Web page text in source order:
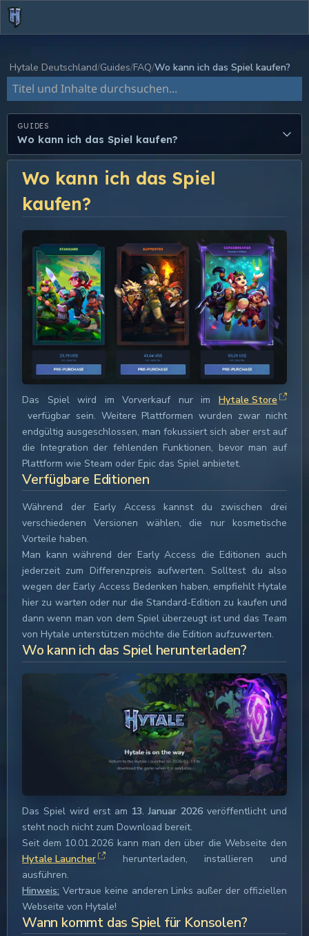
Hytale Deutschland Guides FAQ Wo kann ich das Spiel kaufen?
Dokumentation durchsuchen
GUIDES
Wo kann ich das Spiel kaufen?
Wo kann ich das Spiel
kaufen?
Das Spiel wird im Vorverkauf nur imHytale Store
verfügbar sein. Weitere Plattformen wurden zwar nicht
endgültig ausgeschlossen, man fokussiert sich aber erst auf
die Integration der fehlenden Funktionen, bevor man auf
Plattform wie Steam oder Epic das Spiel anbietet.
Verfügbare Editionen
Während der Early Access kannst du zwischen drei
verschiedenen Versionen wählen, die nur kosmetische
Vorteile haben.
Man kann während der Early Access die Editionen auch
jederzeit zum Differenzpreis aufwerten. Solltest du also
wegen der Early Access Bedenken haben, empfiehlt Hytale
hier zu warten oder nur die Standard-Edition zu kaufen und
dann wenn man von dem Spiel überzeugt ist und das Team
von Hytale unterstützen möchte die Edition aufzuwerten.
Wo kann ich das Spiel herunterladen?
Das Spiel wird erst am 13. Januar 2026 veröffentlicht und
steht noch nicht zum Download bereit.
Seit dem 10.01.2026 kann man den über die Webseite den
Hytale Launcher
herunterladen, installieren und
ausführen.
Hinweis: Vertraue keine anderen Links außer der offiziellen
Webseite von Hytale!
Wann kommt das Spiel für Konsolen?